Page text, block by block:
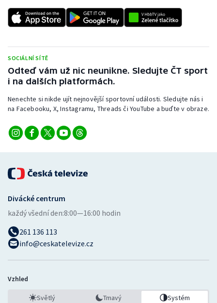
SOCIÁLNÍ SÍTĚ
Odteď vám už nic neunikne. Sledujte ČT sport
i na dalších platformách.
Nenechte si nikde ujít nejnovější sportovní události. Sledujte nás i
na Facebooku, X, Instagramu, Threads či YouTube a buďte v obraze.
Divácké centrum
každý všední den:8:00—16:00 hodin
261 136 113
info@ceskatelevize.cz
Vzhled
Světlý Tmavý Systém